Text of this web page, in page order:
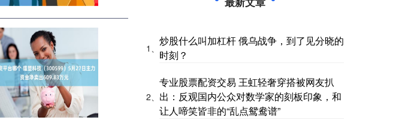
1、
炒股什么叫加杠杆 俄乌战争，到了见分晓的
时刻？
2、
专业股票配资交易 王虹轻奢穿搭被网友扒
出：反观国内公众对数学家的刻板印象，和
让人啼笑皆非的“乱点鸳鸯谱”